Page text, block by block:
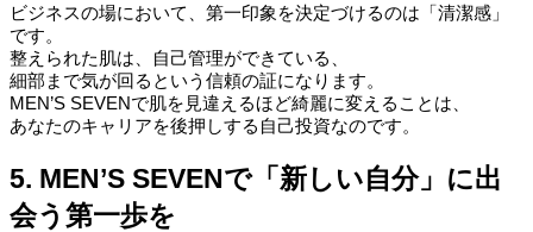
ビジネスの場において、第一印象を決定づけるのは「清潔感」
です。
整えられた肌は、自己管理ができている、
細部まで気が回るという信頼の証になります。
MEN’S SEVENで肌を見違えるほど綺麗に変えることは、
あなたのキャリアを後押しする自己投資なのです。
5. MEN’S SEVENで「新しい自分」に出
会う第一歩を